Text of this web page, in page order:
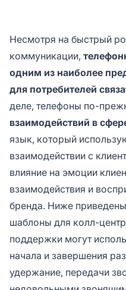
Несмотря на быстрый
коммуникации,
одним из наиболее
для потребителей
деле, телефоны по-
взаимодействий в
язык, который
взаимодействии с
влияние на эмоции
взаимодействия и
бренда. Ниже
шаблоны для колл-
поддержки могут
начала и завершения
удержание, передачи